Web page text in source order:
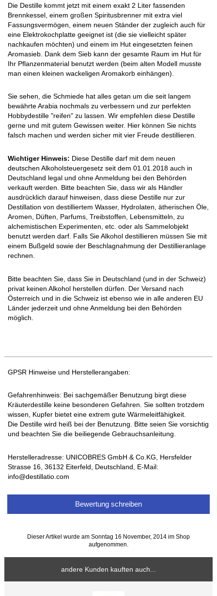
Die Destille kommt jetzt mit einem exakt 2 Liter fassenden
Brennkessel, einem großen Spiritusbrenner mit extra viel
Fassungsvermögen, einem neuen Ständer der zugleich auch für
eine Elektrokochplatte geeignet ist (die sie vielleicht später
nachkaufen möchten) und einem im Hut eingesetzten feinen
Aromasieb. Dank dem Sieb kann der gesamte Raum im Hut für
Ihr Pflanzenmaterial benutzt werden (beim alten Modell musste
man einen kleinen wackeligen Aromakorb einhängen).
Sie sehen, die Schmiede hat alles getan um die seit langem
bewährte Arabia nochmals zu verbessern und zur perfekten
Hobbydestille "reifen" zu lassen. Wir empfehlen diese Destille
gerne und mit gutem Gewissen weiter. Hier können Sie nichts
falsch machen und werden sicher mit vier Freude destillieren.
Wichtiger Hinweis: Diese Destille darf mit dem neuen
deutschen Alkoholsteuergesetz seit dem 01.01.2018 auch in
Deutschland legal und ohne Anmeldung bei den Behörden
verkauft werden. Bitte beachten Sie, dass wir als Händler
ausdrücklich darauf hinweisen, dass diese Destille nur zur
Destillation von destilliertem Wasser, Hydrolaten, ätherischen Öle,
Aromen, Düften, Parfums, Treibstoffen, Lebensmitteln, zu
alchemistischen Experimenten, etc. oder als Sammelobjekt
benutzt werden darf. Falls Sie Alkohol destillieren müssen Sie mit
einem Bußgeld sowie der Beschlagnahmung der Destillieranlage
rechnen.
Bitte beachten Sie, dass Sie in Deutschland (und in der Schweiz)
privat keinen Alkohol herstellen dürfen. Der Versand nach
Österreich und in die Schweiz ist ebenso wie in alle anderen EU
Länder jederzeit und ohne Anmeldung bei den Behörden
möglich.
GPSR Hinweise und Herstellerangaben:
Gefahrenhinweis: Bei sachgemäßer Benutzung birgt diese
Kräuterdestille keine besonderen Gefahren. Sie sollten trotzdem
wissen, Kupfer bietet eine extrem gute Wärmeleitfähigkeit.
Die Destille wird heiß bei der Benutzung. Bitte seien Sie vorsichtig
und beachten Sie die beiliegende Gebrauchsanleitung.
Herstelleradresse: UNICOBRES GmbH & Co.KG, Hersfelder
Strasse 16, 36132 Eiterfeld, Deutschland, E-Mail:
info@destillatio.com
Bewertung schreiben
Dieser Artikel wurde am Sonntag 16 November, 2014 im Shop
aufgenommen.
andere Kunden kauften auch...